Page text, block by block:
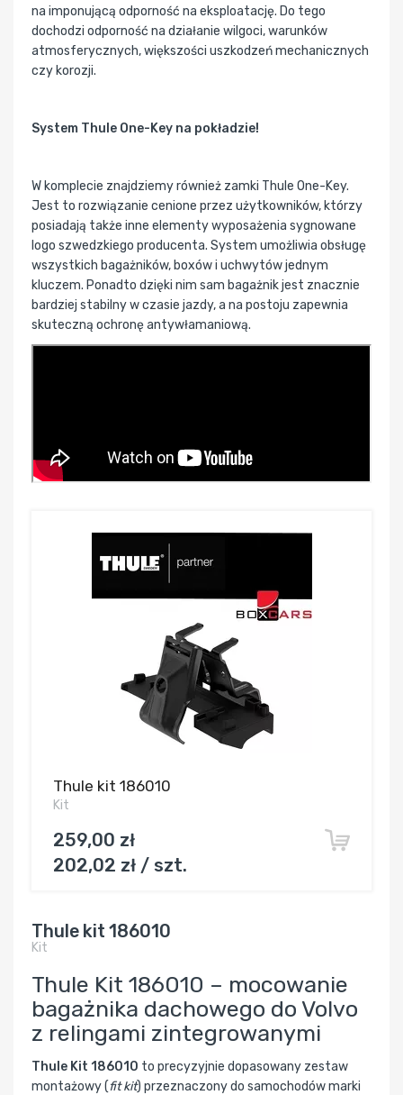
na imponującą odporność na eksploatację. Do tego
dochodzi odporność na działanie wilgoci, warunków
atmosferycznych, większości uszkodzeń mechanicznych
czy korozji.
System Thule One-Key na pokładzie!
W komplecie znajdziemy również zamki Thule One-Key.
Jest to rozwiązanie cenione przez użytkowników, którzy
posiadają także inne elementy wyposażenia sygnowane
logo szwedzkiego producenta. System umożliwia obsługę
wszystkich bagażników, boxów i uchwytów jednym
kluczem. Ponadto dzięki nim sam bagażnik jest znacznie
bardziej stabilny w czasie jazdy, a na postoju zapewnia
skuteczną ochronę antywłamaniową.
Thule kit 186010
Kit
259,00 zł
202,02 zł / szt.
Thule kit 186010
Kit
Thule Kit 186010 – mocowanie
bagażnika dachowego do Volvo
z relingami zintegrowanymi
Thule Kit 186010 to precyzyjnie dopasowany zestaw
montażowy (fit kit) przeznaczony do samochodów marki